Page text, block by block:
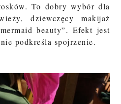
To dobry wybór dla
dziewczęcy makijaż
beauty”. Efekt jest
podkreśla spojrzenie.